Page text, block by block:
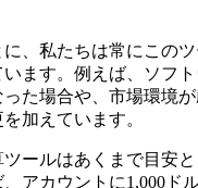
、私たちは常にこの
ます。例えば、ソフ
た場合や、市場環境
加えています。
ールはあくまで目安
アカウントに1,000ド